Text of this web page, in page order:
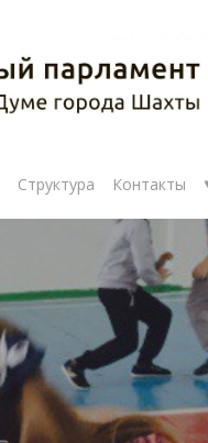
Структура Контакты